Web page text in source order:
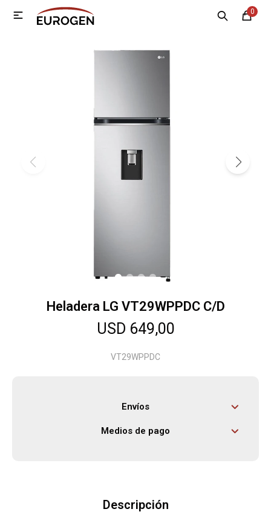
0

Heladera LG VT29WPPDC C/D
USD 649,00
VT29WPPDC
Envíos
Medios de pago
Descripción
MI CUENTA
Nosotros Contacto
Herramientas